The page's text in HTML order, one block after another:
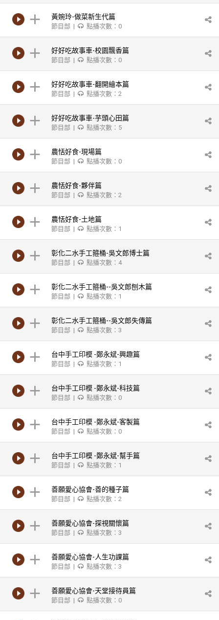
黃婉玲-做菜新生代篇
節目部 | 點播次數：0
好好吃故事車-校園飄香篇
節目部 | 點播次數：0
好好吃故事車-翻開繪本篇
節目部 | 點播次數：2
好好吃故事車-芋頭心田篇
節目部 | 點播次數：5
農恬好食-現場篇
節目部 | 點播次數：0
農恬好食-夥伴篇
節目部 | 點播次數：2
農恬好食-土地篇
節目部 | 點播次數：1
彰化二水手工箍桶-吳文郎博士篇
節目部 | 點播次數：4
彰化二水手工箍桶--吳文郎刨木篇
節目部 | 點播次數：1
彰化二水手工箍桶--吳文郎失傳篇
節目部 | 點播次數：3
台中手工印模 -鄭永斌-興趣篇
節目部 | 點播次數：1
台中手工印模 -鄭永斌-科技篇
節目部 | 點播次數：0
台中手工印模 -鄭永斌-客製篇
節目部 | 點播次數：0
台中手工印模 -鄭永斌-幫手篇
節目部 | 點播次數：1
善願愛心協會-善的種子篇
節目部 | 點播次數：2
善願愛心協會-探視關懷篇
節目部 | 點播次數：3
善願愛心協會-人生功課篇
節目部 | 點播次數：3
善願愛心協會-天堂接待員篇
節目部 | 點播次數：0